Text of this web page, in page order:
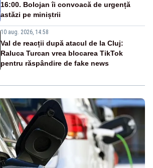
16:00. Bolojan îi convoacă de urgență
astăzi pe miniștrii
10 aug. 2026, 14:58
Val de reacții după atacul de la Cluj:
Raluca Turcan vrea blocarea TikTok
pentru răspândire de fake news